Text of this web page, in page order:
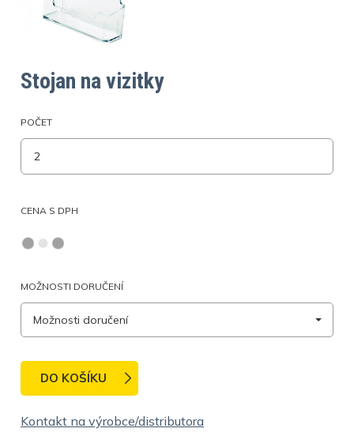
Samolepky a etikety
Stojan na vizitky
POČET
CENA S DPH
MOŽNOSTI DORUČENÍ
Možnosti doručení
DO KOŠÍKU
Kontakt na výrobce/distributora